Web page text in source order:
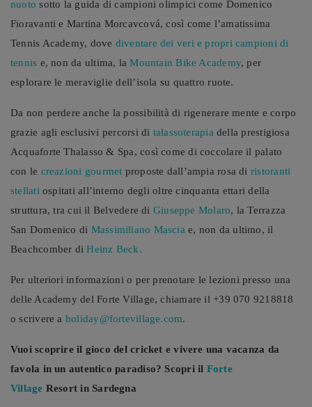
nuoto sotto la guida di campioni olimpici come Domenico
Fioravanti e Martina Morcavcová, così come l’amatissima
Tennis Academy, dove diventare dei veri e propri campioni di
tennis e, non da ultima, laMountain Bike Academy, per
esplorare le meraviglie dell’isola su quattro ruote.
Da non perdere anche la possibilità di rigenerare mente e corpo
grazie agli esclusivi percorsi di talassoterapia della prestigiosa
Acquaforte Thalasso & Spa, così come di coccolare il palato
con le creazioni gourmet proposte dall’ampia rosa di ristoranti
stellati ospitati all’interno degli oltre cinquanta ettari della
struttura, tra cui il Belvedere di Giuseppe Molaro, la Terrazza
San Domenico di Massimiliano Mascia e, non da ultimo, il
Beachcomber diHeinz Beck.
Per ulteriori informazioni o per prenotare le lezioni presso una
delle Academy del Forte Village, chiamare il +39 070 9218818
o scrivere a holiday@fortevillage.com.
Vuoi scoprire il gioco del cricket e vivere una vacanza da
favola in un autentico paradiso? Scopri il Forte
Village Resort in Sardegna